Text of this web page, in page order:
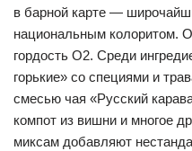
в барной карте —
национальным колоритом.
гордость O2. Среди
горькие» со специями и
смесью чая «Русский
компот из вишни и многое
миксам добавляют